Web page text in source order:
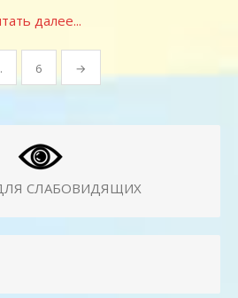
далее...
6 →
СЛАБОВИДЯЩИХ